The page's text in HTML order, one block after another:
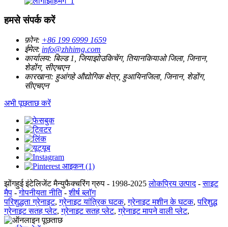
हमसे संपर्क करें
फ़ोन: +86 199 6999 1659
ईमेल: info@zhhimg.com
कार्यालय: बिल्ड 1, जियाझोउकिचेंग, तियानकियाओ जिला, जिनान,
शेडोंग, सीएचएन
कारखाना: हुआंगहे औद्योगिक क्षेत्र, हुआयिनजिला, जिनान, शेडोंग,
सीएचएन
अभी पूछताछ करें
झोंगहुई इंटेलिजेंट मैन्युफैक्चरिंग ग्रुप - 1998-2025 लोकप्रिय उत्पाद-साइट
मैप -गोपनीयता नीति-शीर्ष ब्लॉग
परिशुद्धता ग्रेनाइट,ग्रेनाइट यांत्रिक घटक,ग्रेनाइट मशीन के घटक,परिशुद्ध
ग्रेनाइट सतह प्लेट,ग्रेनाइट सतह प्लेट,ग्रेनाइट मापने वाली प्लेट,